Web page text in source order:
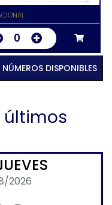
0
VER TODOS LOS NÚMEROS DISPONIBLES
últimos
2026